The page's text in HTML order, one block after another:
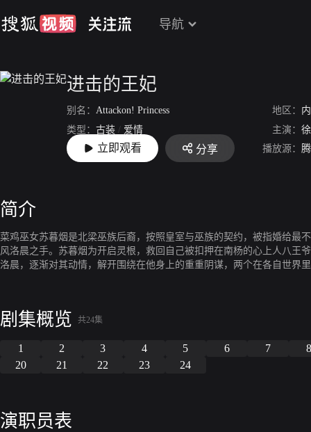
导航
进击的王妃
别名： Attackon! Princess 地区：
类型： 古装 / 爱情 主演：
上映： 2023-06-26
立即观看 分享 播放源：
简介
菜鸡巫女苏暮烟是北梁巫族后裔，按照皇室与巫族的契约，被指婚给最
风洛晨之手。苏暮烟为开启灵根，救回自己被扣押在南杨的心上人八王
洛晨，逐渐对其动情，解开围绕在他身上的重重阴谋，两个在各自世界
剧集概览 共24集
1 2 3 4 5 6 7
20
21 22 23 24
演职员表